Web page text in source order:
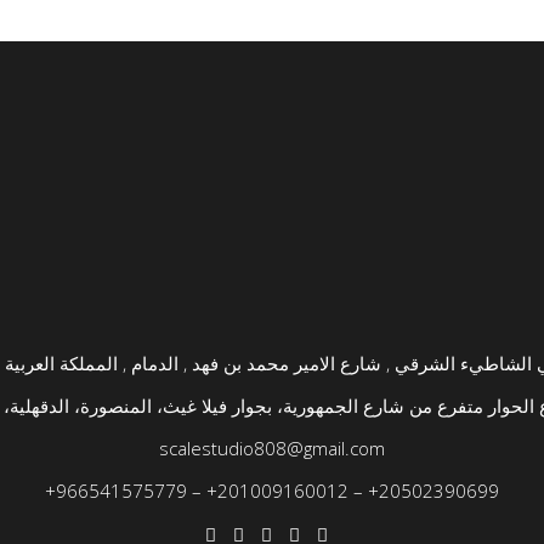
متفرع من شارع الجمهورية، بجوار فيلا غيث، المنصورة،
scalestudio808@gmail.com
20502390699
+
–
201009160012
+
–
966541575779
+